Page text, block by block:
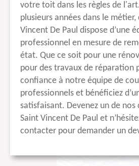
votre toit dans les règles de
plusieurs années dans le
Vincent De Paul dispose d’une
professionnel en mesure de
état. Que ce soit pour une
pour des travaux de réparation
confiance à notre équipe de
professionnels et bénéficiez
satisfaisant. Devenez un de
Saint Vincent De Paul et
contacter pour demander un